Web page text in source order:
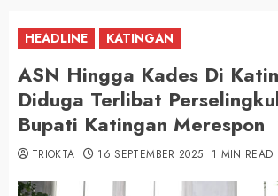
HEADLINE KATINGAN
ASN Hingga Kades Di
Diduga Terlibat
Bupati Katingan Merespon
TRIOKTA 16 SEPTEMBER 2025 1 MIN READ